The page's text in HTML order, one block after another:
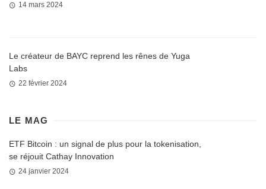
14 mars 2024
Le créateur de BAYC reprend les rênes de Yuga
Labs
22 février 2024
LE MAG
ETF Bitcoin : un signal de plus pour la tokenisation,
se réjouit Cathay Innovation
24 janvier 2024